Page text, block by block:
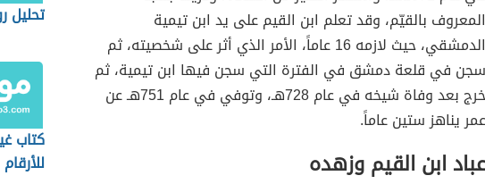
المعروف بالقيّم، وقد تعلم ابن القيم على يد ابن تيمية
الدمشقي، حيث لازمه 16 عاماً، الأمر الذي أثر على شخصيته، ثم
سجن في قلعة دمشق في الفترة التي سجن فيها ابن تيمية، ثم
خرج بعد وفاة شيخه في عام 728هـ، وتوفي في عام 751هـ عن
عمر يناهز ستين عاماً.
عباد ابن القيم وزهده
تحليل
كتاب